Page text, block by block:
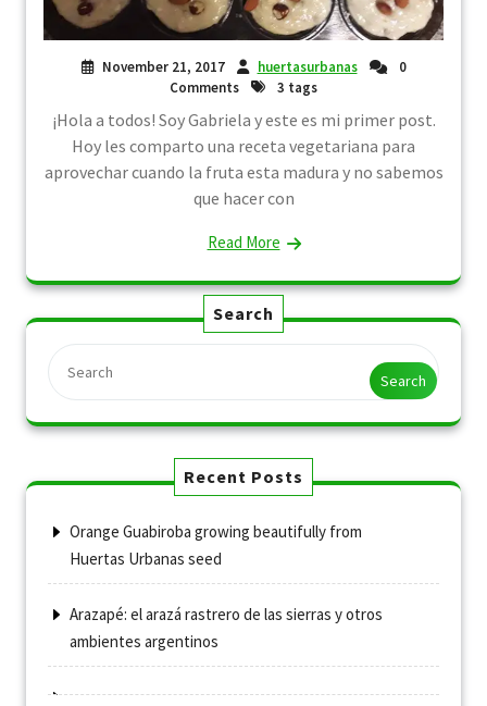
November 21, 2017 huertasurbanas
0
Comments
3 tags
¡Hola a todos! Soy Gabriela y este es mi primer post.
Hoy les comparto una receta vegetariana para
aprovechar cuando la fruta esta madura y no sabemos
que hacer con
Read More
Search
Search
Recent Posts
Orange Guabiroba growing beautifully from
Huertas Urbanas seed
Arazapé: el arazá rastrero de las sierras y otros
ambientes argentinos